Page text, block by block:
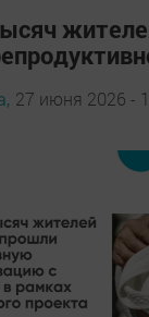
27 июня 2026 -